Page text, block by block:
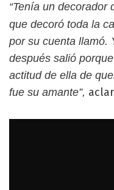
“Tenía un decorador
que decoró toda la
por su cuenta llamó.
después salió
actitud de ella de
fue su amante”,